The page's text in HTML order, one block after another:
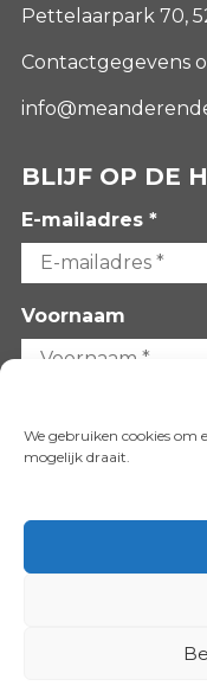
We gebruiken cookies om
mogelijk draait.
Pettelaarpark 70,
Contactgegevens
BLIJF OP DE
E-mailadres *
Voornaam